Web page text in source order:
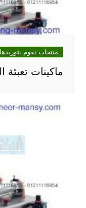
منتجات نقوم
ماكينات تعبئة